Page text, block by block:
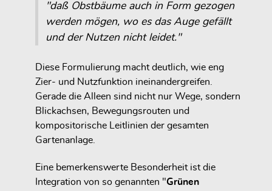
"daß Obstbäume auch in Form gezogen
werden mögen, wo es das Auge gefällt
und der Nutzen nicht leidet."
Diese Formulierung macht deutlich, wie eng
Zier- und Nutzfunktion ineinandergreifen.
Gerade die Alleen sind nicht nur Wege, sondern
Blickachsen, Bewegungsrouten und
kompositorische Leitlinien der gesamten
Gartenanlage.
Eine bemerkenswerte Besonderheit ist die
Integration von so genannten "Grünen